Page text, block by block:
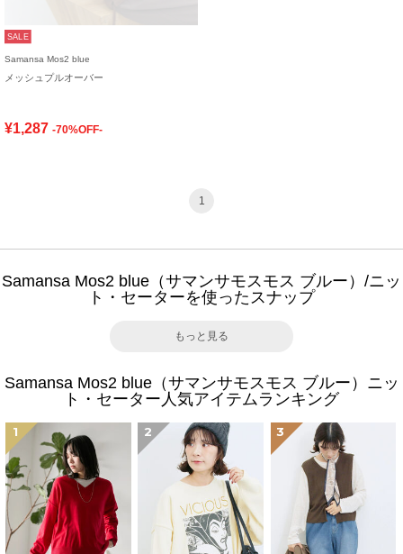
SALE
Samansa Mos2 blue
メッシュプルオーバー
¥1,287 -70%OFF-
1
Samansa Mos2 blue（サマンサモスモス ブルー）/ニッ
ト・セーターを使ったスナップ
もっと見る
Samansa Mos2 blue（サマンサモスモス ブルー）ニッ
ト・セーター人気アイテムランキング
1 2 3